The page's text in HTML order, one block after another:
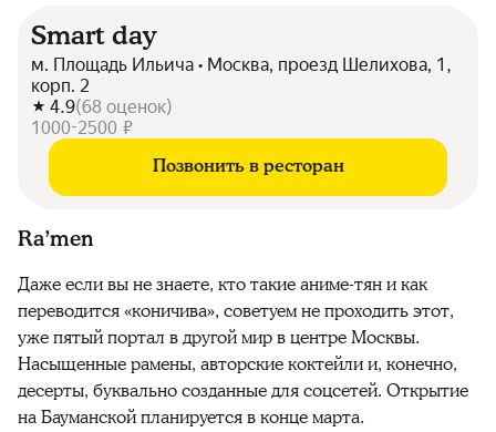
Smart day
м. Площадь Ильича • Москва, проезд Шелихова, 1,
корп. 2
4.9(68 оценок)
1000-2500 ₽
Позвонить в ресторан
Ra’men
Даже если вы не знаете, кто такие аниме-тян и как
переводится «коничива», советуем не проходить этот,
уже пятый портал в другой мир в центре Москвы.
Насыщенные рамены, авторские коктейли и, конечно,
десерты, буквально созданные для соцсетей. Открытие
на Бауманской планируется в конце марта.